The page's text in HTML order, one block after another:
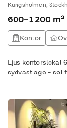
Kungsholmen,
600–1 200 m²
Kontor
Ljus kontorslokal
sydvästläge – sol